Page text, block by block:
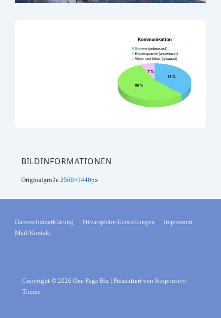
BILDINFORMATIONEN
Originalgröße 2560×1440px
FOOTER-
Datenschutzerklärung Privatsphäre-Einstellungen
Impressum
Mail-Kontakt
Copyright © 2026 One Page Biz | Präsentiert von Responsive-
Theme